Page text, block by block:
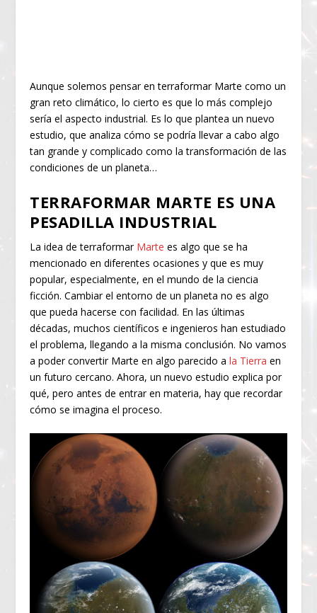
Aunque solemos pensar en terraformar Marte como un
gran reto climático, lo cierto es que lo más complejo
sería el aspecto industrial. Es lo que plantea un nuevo
estudio, que analiza cómo se podría llevar a cabo algo
tan grande y complicado como la transformación de las
condiciones de un planeta…
TERRAFORMAR MARTE ES UNA
PESADILLA INDUSTRIAL
La idea de terraformar Marte es algo que se ha
mencionado en diferentes ocasiones y que es muy
popular, especialmente, en el mundo de la ciencia
ficción. Cambiar el entorno de un planeta no es algo
que pueda hacerse con facilidad. En las últimas
décadas, muchos científicos e ingenieros han estudiado
el problema, llegando a la misma conclusión. No vamos
a poder convertir Marte en algo parecido ala Tierra en
un futuro cercano. Ahora, un nuevo estudio explica por
qué, pero antes de entrar en materia, hay que recordar
cómo se imagina el proceso.